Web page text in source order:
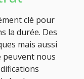
clé pour
la durée. Des
mais aussi
nous